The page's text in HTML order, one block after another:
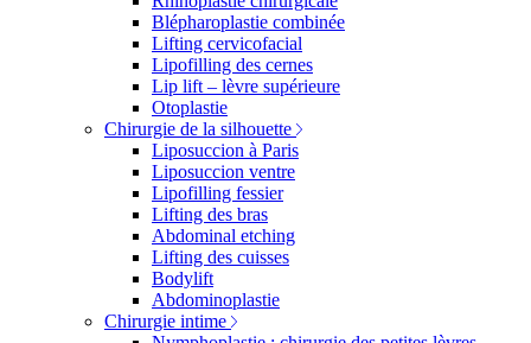
Blépharoplastie combinée
Lifting cervicofacial
Lipofilling des cernes
Lip lift – lèvre supérieure
Otoplastie
Chirurgie de la silhouette
Liposuccion à Paris
Liposuccion ventre
Lipofilling fessier
Lifting des bras
Abdominal etching
Lifting des cuisses
Bodylift
Abdominoplastie
Chirurgie intime